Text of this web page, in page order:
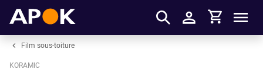
S'identifier
Panier
Film sous-toiture
KORAMIC